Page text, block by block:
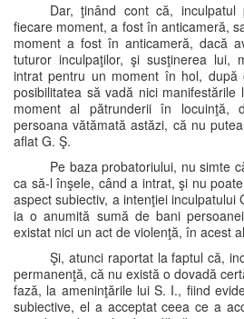
Dar, ţinând cont că,
fiecare moment, a fost în anticameră,
moment a fost în anticameră, dacă
tuturor inculpaţilor, şi susţinerea lui,
intrat pentru un moment în hol,
posibilitatea să vadă nici
moment al pătrunderii în locuinţă,
persoana vătămată astăzi, că nu
aflat G. Ş.
Pe baza probatoriului, nu simte
ca să-l înşele, când a intrat, şi nu
aspect subiectiv, a intenţiei inculpatului
ia o anumită sumă de bani
existat nici un act de violenţă, în acest
Şi, atunci raportat la faptul că,
permanenţă, că nu există o dovadă
fază, la ameninţările lui S. I., fiind
subiective, el a acceptat ceea ce a